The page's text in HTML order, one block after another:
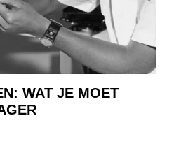
WAT JE MOET